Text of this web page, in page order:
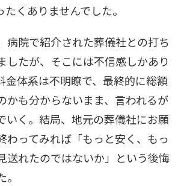
くありませんでした。
病院で紹介された葬儀社との打ち
したが、そこには不信感しかあり
金体系は不明瞭で、最終的に総額
かも分からないまま、言われるが
いく。結局、地元の葬儀社にお願
わってみれば「もっと安く、もっ
送れたのではないか」という後悔